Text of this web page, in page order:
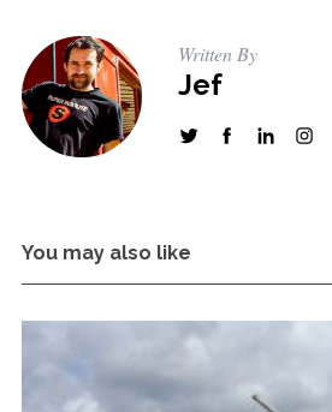
Written By
Jef
You may also like